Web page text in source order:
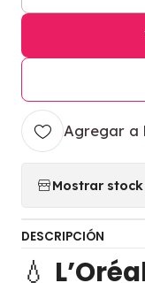
Agregar a
Mostrar
DESCRIPCIÓN
💧